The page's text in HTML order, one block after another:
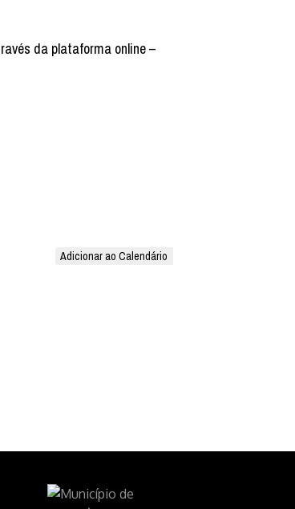
da plataforma online –
Adicionar ao Calendário